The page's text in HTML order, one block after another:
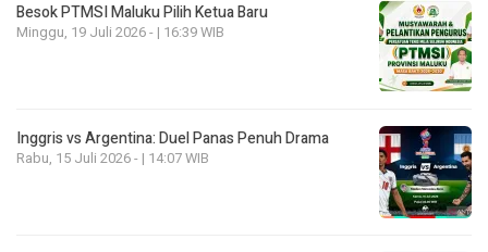
Besok PTMSI Maluku Pilih Ketua Baru
Minggu, 19 Juli 2026 - | 16:39 WIB
Inggris vs Argentina: Duel Panas Penuh Drama
Rabu, 15 Juli 2026 - | 14:07 WIB